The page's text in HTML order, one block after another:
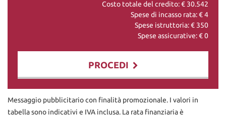
Costo totale del credito: € 30.542
Spese di incasso rata: €4
Spese istruttoria: € 350
Spese assicurative: €0
PROCEDI
Contattaci
Messaggio pubblicitario con finalità promozionale. I valori in
tabella sono indicativi e IVA inclusa. La rata finanziaria è